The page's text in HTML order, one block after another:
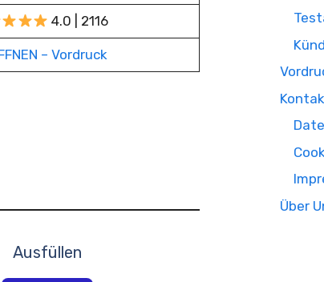
4.0 | 2116
– Vordruck
Ausfüllen
Über